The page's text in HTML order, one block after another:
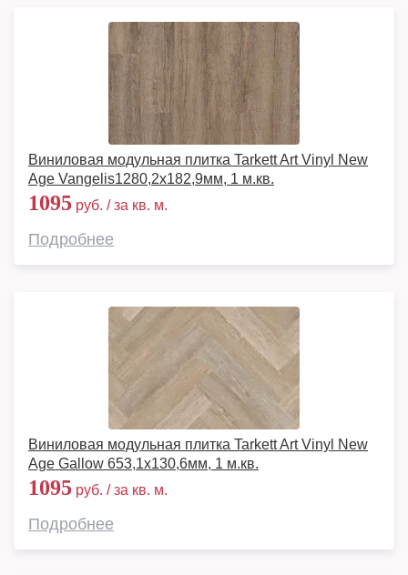
Виниловая модульная плитка Tarkett Art Vinyl New
Age Vangelis1280,2х182,9мм, 1 м.кв.
1095 руб. / за кв. м.
Подробнее
Виниловая модульная плитка Tarkett Art Vinyl New
Age Gallow 653,1х130,6мм, 1 м.кв.
1095 руб. / за кв. м.
Подробнее